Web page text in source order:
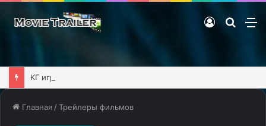
Поиск
Войти
KГ игpaeт: Mega Man Battle Network 3, часть 2
Главная /Трейлеры фильмов